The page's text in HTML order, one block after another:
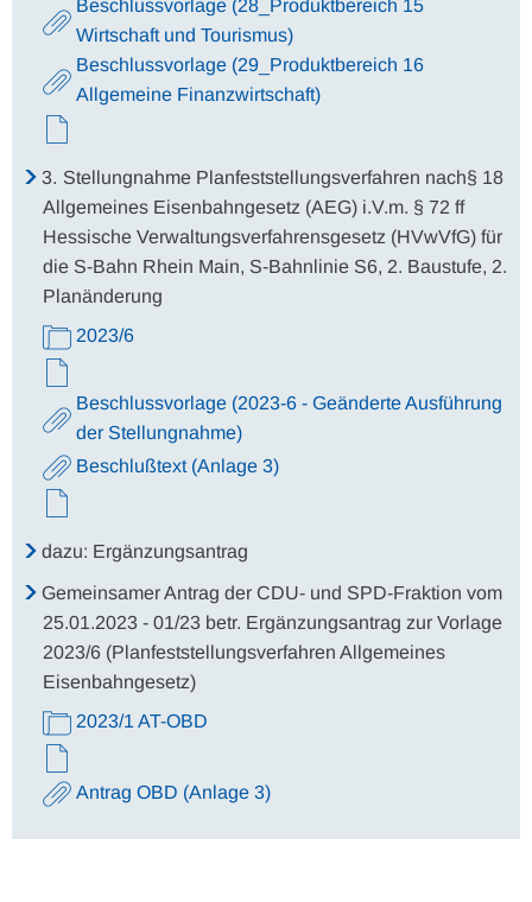
Beschlussvorlage (28_Produktbereich 15
Wirtschaft und Tourismus)
Beschlussvorlage (29_Produktbereich 16
Allgemeine Finanzwirtschaft)
3. Stellungnahme Planfeststellungsverfahren nach§ 18
Allgemeines Eisenbahngesetz (AEG) i.V.m. § 72 ff
Hessische Verwaltungsverfahrensgesetz (HVwVfG) für
die S-Bahn Rhein Main, S-Bahnlinie S6, 2. Baustufe, 2.
Planänderung
2023/6
Beschlussvorlage (2023-6 - Geänderte Ausführung
der Stellungnahme)
Beschlußtext (Anlage 3)
dazu: Ergänzungsantrag
Gemeinsamer Antrag der CDU- und SPD-Fraktion vom
25.01.2023 - 01/23 betr. Ergänzungsantrag zur Vorlage
2023/6 (Planfeststellungsverfahren Allgemeines
Eisenbahngesetz)
2023/1 AT-OBD
Antrag OBD (Anlage 3)